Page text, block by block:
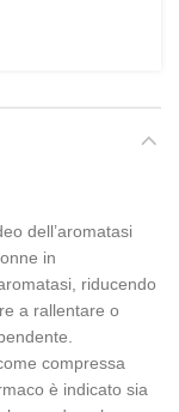
dell’aromatasi
in
riducendo
a rallentare o
compressa
è indicato sia